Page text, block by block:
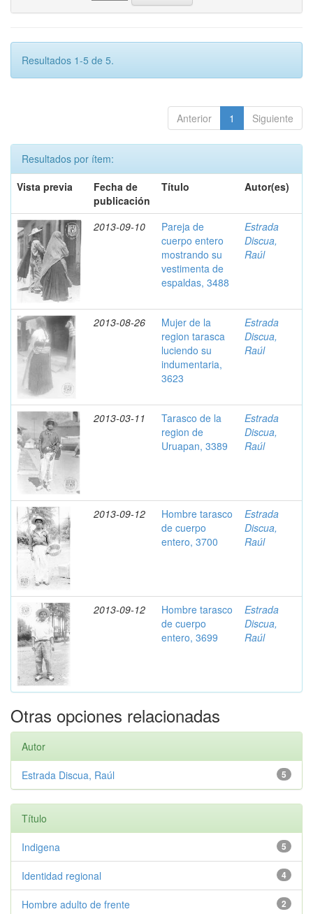
Resultados 1-5 de 5.
Anterior 1 Siguiente
Resultados por ítem:
Vista previa
Fecha de
publicación
Título Autor(es)
2013-09-10
Pareja de
cuerpo entero
mostrando su
vestimenta de
espaldas, 3488
Estrada
Discua,
Raúl
2013-08-26
Mujer de la
region tarasca
luciendo su
indumentaria,
3623
Estrada
Discua,
Raúl
2013-03-11
Tarasco de la
region de
Uruapan, 3389
Estrada
Discua,
Raúl
2013-09-12
Hombre tarasco
de cuerpo
entero, 3700
Estrada
Discua,
Raúl
2013-09-12
Hombre tarasco
de cuerpo
entero, 3699
Estrada
Discua,
Raúl
Otras opciones relacionadas
Autor
5
Estrada Discua, Raúl
Título
5
Indigena
4
Identidad regional
2
Hombre adulto de frente